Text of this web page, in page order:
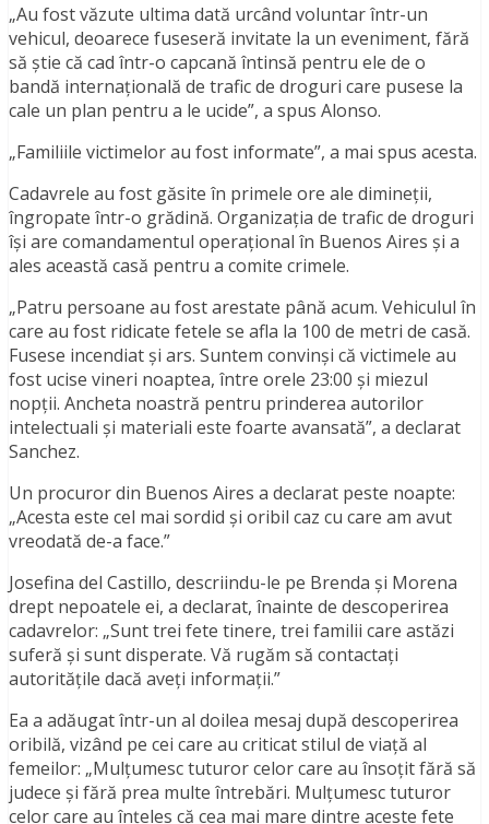
„Au fost văzute ultima dată urcând voluntar într-un
vehicul, deoarece fuseseră invitate la un eveniment, fără
să știe că cad într-o capcană întinsă pentru ele de o
bandă internațională de trafic de droguri care pusese la
cale un plan pentru a le ucide”, a spus Alonso.
„Familiile victimelor au fost informate”, a mai spus acesta.
Cadavrele au fost găsite în primele ore ale dimineții,
îngropate într-o grădină. Organizația de trafic de droguri
își are comandamentul operațional în Buenos Aires și a
ales această casă pentru a comite crimele.
„Patru persoane au fost arestate până acum. Vehiculul în
care au fost ridicate fetele se afla la 100 de metri de casă.
Fusese incendiat și ars. Suntem convinși că victimele au
fost ucise vineri noaptea, între orele 23:00 și miezul
nopții. Ancheta noastră pentru prinderea autorilor
intelectuali și materiali este foarte avansată”, a declarat
Sanchez.
Un procuror din Buenos Aires a declarat peste noapte:
„Acesta este cel mai sordid și oribil caz cu care am avut
vreodată de-a face.”
Josefina del Castillo, descriindu-le pe Brenda și Morena
drept nepoatele ei, a declarat, înainte de descoperirea
cadavrelor: „Sunt trei fete tinere, trei familii care astăzi
suferă și sunt disperate. Vă rugăm să contactați
autoritățile dacă aveți informații.”
Ea a adăugat într-un al doilea mesaj după descoperirea
oribilă, vizând pe cei care au criticat stilul de viață al
femeilor: „Mulțumesc tuturor celor care au însoțit fără să
judece și fără prea multe întrebări. Mulțumesc tuturor
celor care au înțeles că cea mai mare dintre aceste fete